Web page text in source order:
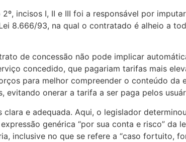
incisos I, II e III foi a responsável por
8.666/93, na qual o contratado é alheio a
de concessão não pode implicar
concedido, que pagariam tarifas mais
para melhor compreender o conteúdo da
evitando onerar a tarifa a ser paga pelos
e adequada. Aqui, o legislador
genérica “por sua conta e risco” da
inclusive no que se refere a “caso fortuito,